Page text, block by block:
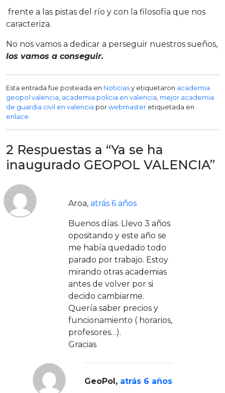
frente a las pistas del rí­o y con la filosofí­a que nos
caracteriza.
No nos vamos a dedicar a perseguir nuestros sueños,
los vamos a conseguir.
Esta entrada fue posteada en Noticiasy etiquetaron academia
geopol valencia, academia policia en valencia, mejor academia
de guardia civil en valencia porwebmaster etiquetada en
enlace.
2 Respuestas a “Ya se ha
inaugurado GEOPOL VALENCIA”
Aroa, atrás 6 años
Buenos días. Llevo 3 años
opositando y este año se
me había quedado todo
parado por trabajo. Estoy
mirando otras academias
antes de volver por si
decido cambiarme.
Quería saber precios y
funcionamiento ( horarios,
profesores…).
Gracias
GeoPol , atrás 6 años